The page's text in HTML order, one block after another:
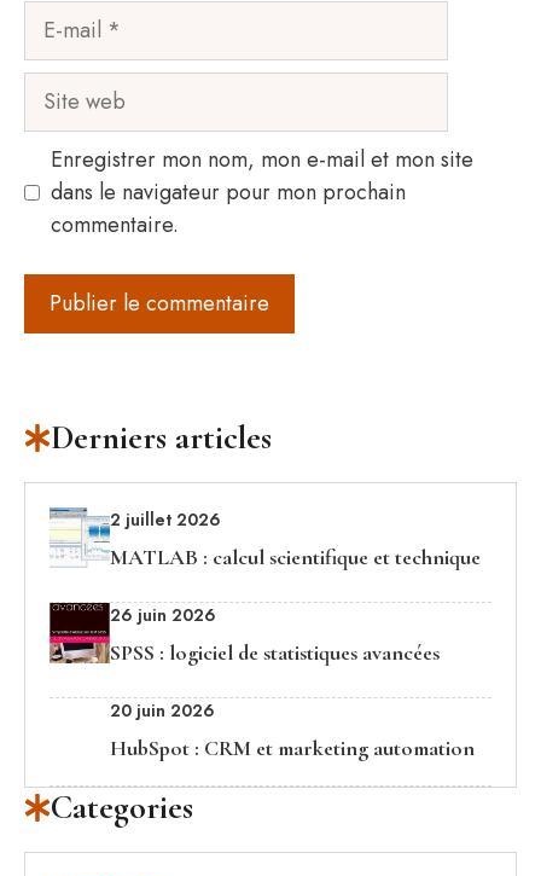
mail
Site
web
Enregistrer mon nom, mon e-mail et mon site
dans le navigateur pour mon prochain
commentaire.
Derniers articles
2 juillet 2026
MATLAB : calcul scientifique et technique
26 juin 2026
SPSS : logiciel de statistiques avancées
20 juin 2026
HubSpot : CRM et marketing automation
Categories